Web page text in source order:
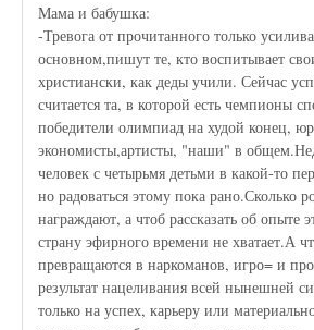
Мама и бабушка:
-Тревога от прочитанного только
основном,пишут те, кто воспитывает
христиански, как деды учили. Сейчас
считается та, в которой есть чемпионы
победители олимпиад на худой конец,
экономисты,артисты, "наши" в
человек с четырьмя детьми в какой-то
но радоваться этому пока рано.Сколько
награждают, а чтоб рассказать об опыте
страну эфирного времени не хватает.А
превращаются в наркоманов, игро= и
результат нацеливания всей нынешней
только на успех, карьеру или